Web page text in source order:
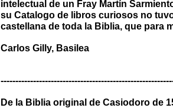
intelectual de un Fray Martín
su Catalogo de libros curiosos no
castellana de toda la Biblia, que para
Carlos Gilly, Basilea
De la Biblia original de Casiodoro de